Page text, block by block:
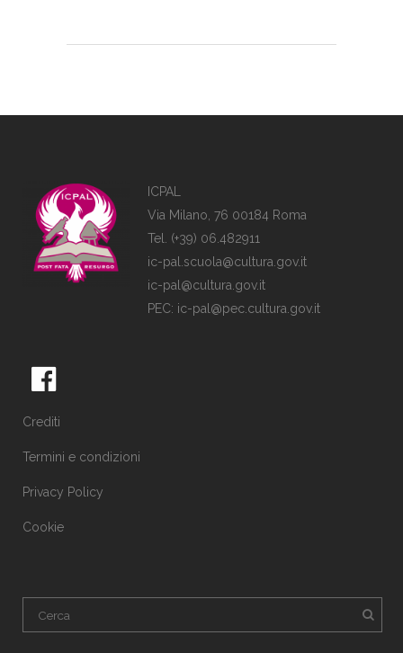
ICPAL
Via Milano, 76 00184 Roma
Tel. (+39) 06.482911
ic-pal.scuola@cultura.gov.it
ic-pal@cultura.gov.it
PEC: ic-pal@pec.cultura.gov.it
Crediti
Termini e condizioni
Privacy Policy
Cookie